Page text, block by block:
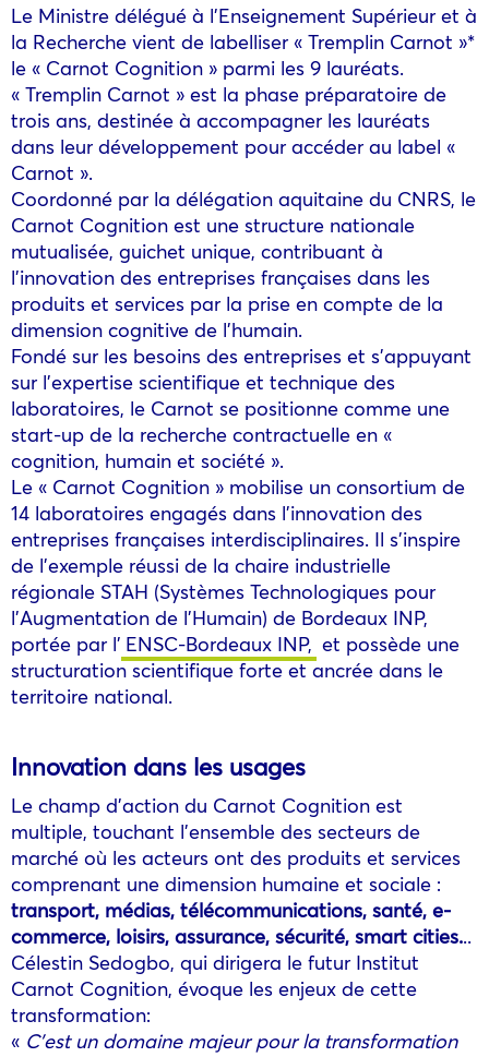
Le Ministre délégué à l’Enseignement Supérieur et à
la Recherche vient de labelliser « Tremplin Carnot »*
le « Carnot Cognition » parmi les 9 lauréats.
« Tremplin Carnot » est la phase préparatoire de
trois ans, destinée à accompagner les lauréats
dans leur développement pour accéder au label «
Carnot ».
Coordonné par la délégation aquitaine du CNRS, le
Carnot Cognition est une structure nationale
mutualisée, guichet unique, contribuant à
l’innovation des entreprises françaises dans les
produits et services par la prise en compte de la
dimension cognitive de l’humain.
Fondé sur les besoins des entreprises et s’appuyant
sur l’expertise scientifique et technique des
laboratoires, le Carnot se positionne comme une
start-up de la recherche contractuelle en «
cognition, humain et société ».
Le « Carnot Cognition » mobilise un consortium de
14 laboratoires engagés dans l’innovation des
entreprises françaises interdisciplinaires. Il s’inspire
de l’exemple réussi de la chaire industrielle
régionale STAH (Systèmes Technologiques pour
l’Augmentation de l’Humain) de Bordeaux INP,
portée par l’ ENSC-Bordeaux INP, et possède une
structuration scientifique forte et ancrée dans le
territoire national.
Innovation dans les usages
Le champ d’action du Carnot Cognition est
multiple, touchant l’ensemble des secteurs de
marché où les acteurs ont des produits et services
comprenant une dimension humaine et sociale :
transport, médias, télécommunications, santé, e-
commerce, loisirs, assurance, sécurité, smart cities...
Célestin Sedogbo, qui dirigera le futur Institut
Carnot Cognition, évoque les enjeux de cette
transformation:
« C’est un domaine majeur pour la transformation